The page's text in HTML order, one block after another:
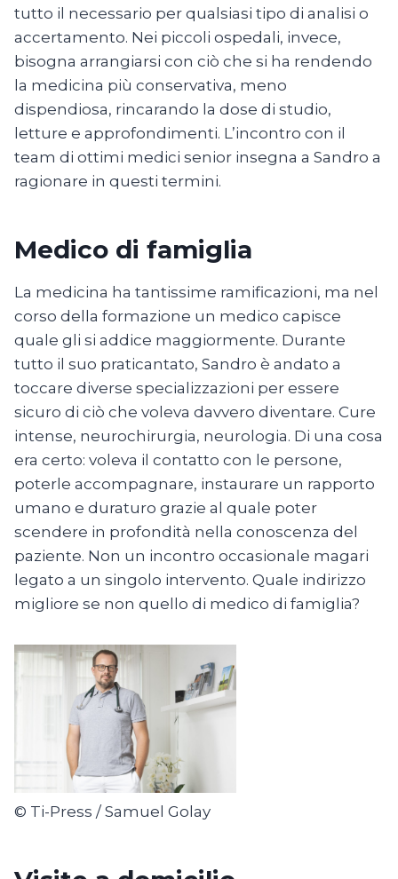
tutto il necessario per qualsiasi tipo di analisi o
accertamento. Nei piccoli ospedali, invece,
bisogna arrangiarsi con ciò che si ha rendendo
la medicina più conservativa, meno
dispendiosa, rincarando la dose di studio,
letture e approfondimenti. L’incontro con il
team di ottimi medici senior insegna a Sandro a
ragionare in questi termini.
Medico di famiglia
La medicina ha tantissime ramificazioni, ma nel
corso della formazione un medico capisce
quale gli si addice maggiormente. Durante
tutto il suo praticantato, Sandro è andato a
toccare diverse specializzazioni per essere
sicuro di ciò che voleva davvero diventare. Cure
intense, neurochirurgia, neurologia. Di una cosa
era certo: voleva il contatto con le persone,
poterle accompagnare, instaurare un rapporto
umano e duraturo grazie al quale poter
scendere in profondità nella conoscenza del
paziente. Non un incontro occasionale magari
legato a un singolo intervento. Quale indirizzo
migliore se non quello di medico di famiglia?
© Ti-Press / Samuel Golay